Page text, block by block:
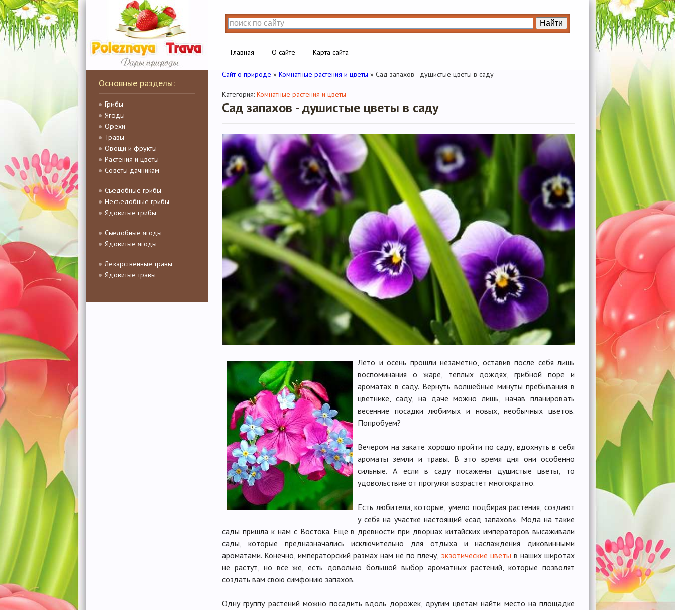
Главная О сайте Карта сайта
Основные разделы:
Грибы
Ягоды
Орехи
Травы
Овощи и фрукты
Растения и цветы
Советы дачникам
Съедобные грибы
Несъедобные грибы
Ядовитые грибы
Съедобные ягоды
Ядовитые ягоды
Лекарственные травы
Ядовитые травы
Сайт о природе » Комнатные растения и цветы » Сад запахов - душистые цветы в саду
Категория: Комнатные растения и цветы
Сад запахов - душистые цветы в саду
Лето и осень прошли незаметно, оставив после себя лишь
воспоминания о жаре, теплых дождях, грибной поре и
ароматах в саду. Вернуть волшебные минуты пребывания в
цветнике, саду, на даче можно лишь, начав планировать
весенние посадки любимых и новых, необычных цветов.
Попробуем?
Вечером на закате хорошо пройти по саду, вдохнуть в себя
ароматы земли и травы. В это время дня они особенно
сильные. А если в саду посажены душистые цветы, то
удовольствие от прогулки возрастет многократно.
Есть любители, которые, умело подбирая растения, создают
у себя на участке настоящий «сад запахов». Мода на такие
сады пришла к нам с Востока. Еще в древности при дворцах китайских императоров высаживали
сады, которые предназначались исключительно для отдыха и наслаждения диковинными
ароматами. Конечно, императорский размах нам не по плечу, экзотические цветы в наших широтах
не растут, но все же, есть довольно большой выбор ароматных растений, которые позволят
создать вам свою симфонию запахов.
Одну группу растений можно посадить вдоль дорожек, другим цветам найти место на площадке